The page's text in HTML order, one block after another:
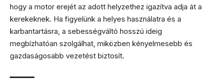
hogy a motor erejét az adott helyzethez igazítva adja át a
kerekeknek. Ha figyelünk a helyes használatra és a
karbantartásra, a sebességváltó hosszú ideig
megbízhatóan szolgálhat, miközben kényelmesebb és
gazdaságosabb vezetést biztosít.